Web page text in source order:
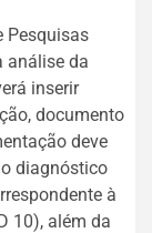
Pesquisas
análise da
inserir
documento
deve
diagnóstico
à
10), além da